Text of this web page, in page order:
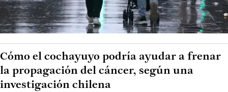
Cómo el cochayuyo podría ayudar a frenar
la propagación del cáncer, según una
investigación chilena